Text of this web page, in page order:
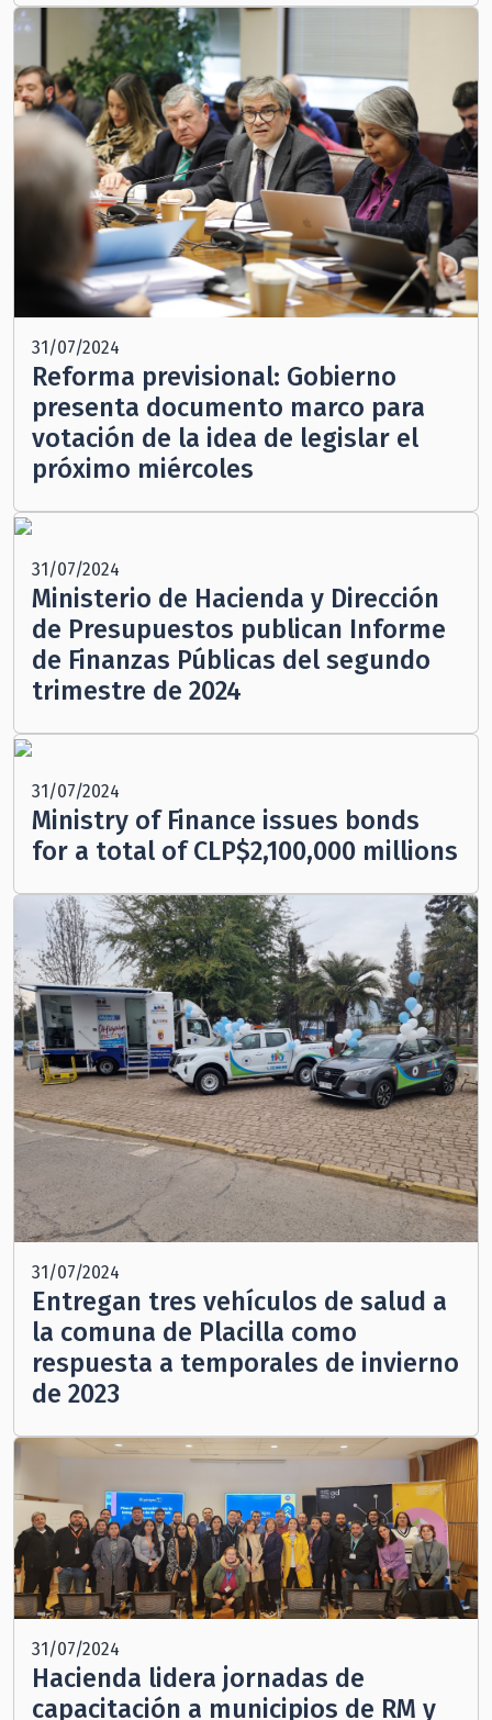
31/07/2024
Reforma previsional: Gobierno
presenta documento marco para
votación de la idea de legislar el
próximo miércoles
31/07/2024
Ministerio de Hacienda y Dirección
de Presupuestos publican Informe
de Finanzas Públicas del segundo
trimestre de 2024
31/07/2024
Ministry of Finance issues bonds
for a total of CLP$2,100,000 millions
31/07/2024
Entregan tres vehículos de salud a
la comuna de Placilla como
respuesta a temporales de invierno
de 2023
31/07/2024
Hacienda lidera jornadas de
capacitación a municipios de RM y